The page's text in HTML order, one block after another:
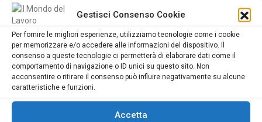
Gestisci Consenso Cookie
Per fornire le migliori esperienze, utilizziamo tecnologie come i cookie
per memorizzare e/o accedere alle informazioni del dispositivo. Il
consenso a queste tecnologie ci permetterà di elaborare dati come il
comportamento di navigazione o ID unici su questo sito. Non
acconsentire o ritirare il consenso può influire negativamente su alcune
caratteristiche e funzioni.
Accetta
25 Agosto 2025
Nei prossimi 4 anni andranno in pensione oltre 3 milioni
di italiani
SCRIVI UN COMMENTO ALL'ARTICOLO